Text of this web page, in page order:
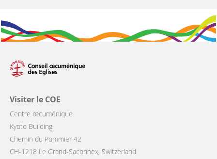
Visiter le COE
Centre œcuménique
Kyoto Building
Chemin du Pommier 42
CH-1218 Le Grand-Saconnex, Switzerland